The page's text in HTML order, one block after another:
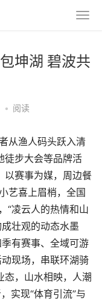
坤湖 碧波共
• 阅读
从渔人码头跃入清
徒步大会等品牌活
以赛事为媒，周边餐
艺喜上眉梢，全国
“凌云人的热情和山
壮观的动态水墨
有赛事、全域可游
现场，串联环湖骑
态，山水相映，人潮
实现“体育引流”与